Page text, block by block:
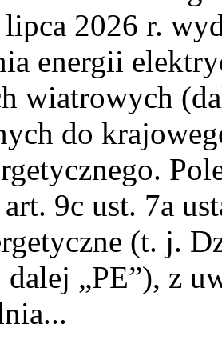
2026 r.
energii
wiatrowych
do
9c ust. 7a
(t. j.
„PE”), z